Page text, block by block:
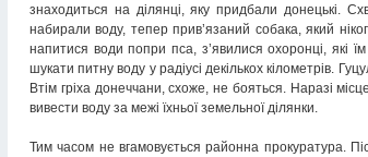
знаходиться на ділянці, яку придбали донецькі.
набирали воду, тепер прив’язаний собака, який
напитися води попри пса, з’явилися охоронці, які
шукати питну воду у радіусі декількох кілометрів.
Втім гріха донеччани, схоже, не бояться. Наразі
вивести воду за межі їхньої земельної ділянки.
Тим часом не вгамовується районна прокуратура.